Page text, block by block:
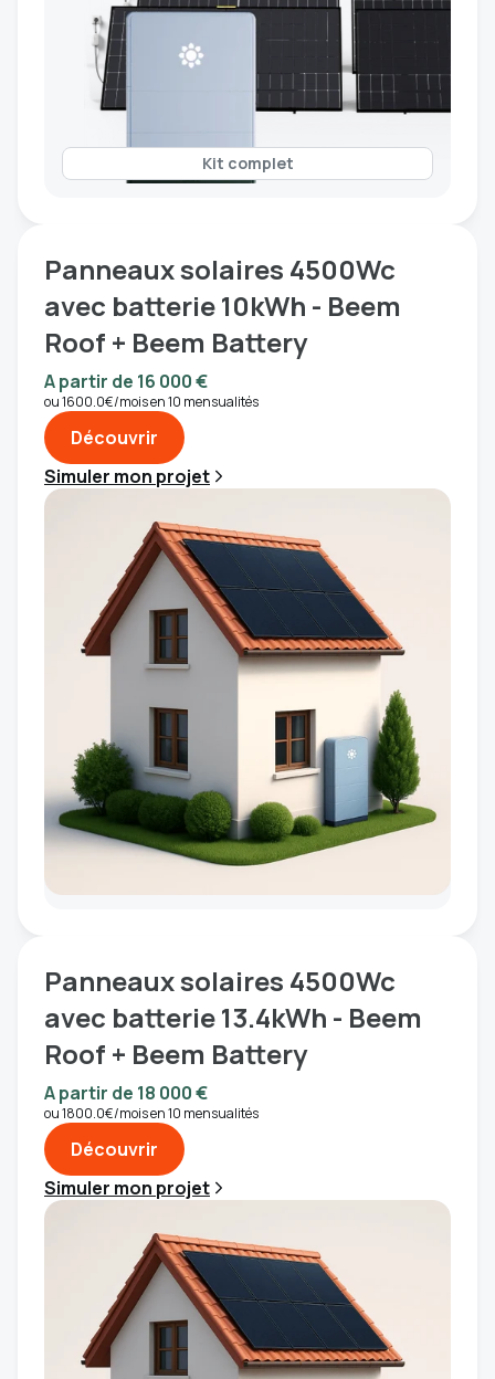
Kit complet
Panneaux solaires 4500Wc
avec batterie 10kWh - Beem
Roof + Beem Battery
A partir de 16 000 €
ou 1600.0€/mois en 10 mensualités
Découvrir
Simuler mon projet
Panneaux solaires 4500Wc
avec batterie 13.4kWh - Beem
Roof + Beem Battery
A partir de 18 000 €
ou 1800.0€/mois en 10 mensualités
Découvrir
Simuler mon projet